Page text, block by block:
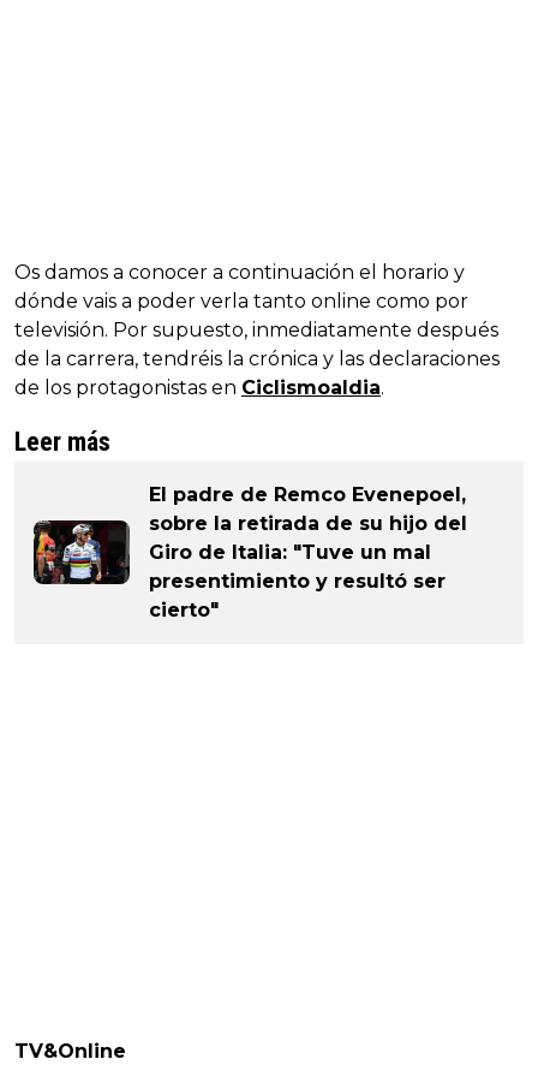
Os damos a conocer a continuación el horario y
dónde vais a poder verla tanto online como por
televisión. Por supuesto, inmediatamente después
de la carrera, tendréis la crónica y las declaraciones
de los protagonistas en Ciclismoaldia.
Leer más
El padre de Remco Evenepoel,
sobre la retirada de su hijo del
Giro de Italia: "Tuve un mal
presentimiento y resultó ser
cierto"
TV&Online